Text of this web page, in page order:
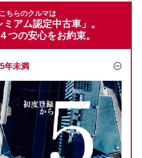
こちらのクルマは
ミアム認定中古車」。
つの安心をお約束。
5年未満